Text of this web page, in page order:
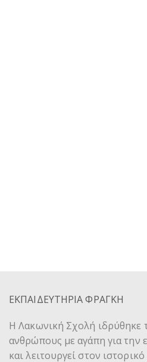
ΕΚΠΑΙΔΕΥΤΗΡΙΑ ΦΡΑΓΚΗ
Η Λακωνική Σχολή ιδρύθηκε
ανθρώπους με αγάπη για την
και λειτουργεί στον